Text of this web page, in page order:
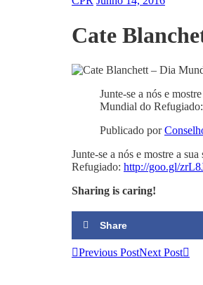
Cate
Junte-se a nós e
Mundial do
Publicado por
Junte-se a nós e mostre a
Refugiado: http://goo.gl/
Sharing is caring!
Share
Previous PostNext Post